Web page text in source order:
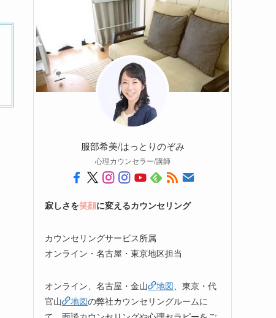
服部希美/はっとりのぞみ
心理カウンセラー/講師
寂しさを笑顔に変えるカウンセリング
カウンセリングサービス所属
オンライン・名古屋・東京地区担当
オンライン、名古屋・金山 地図、東京・代
官山
地図の弊社カウンセリングルームに